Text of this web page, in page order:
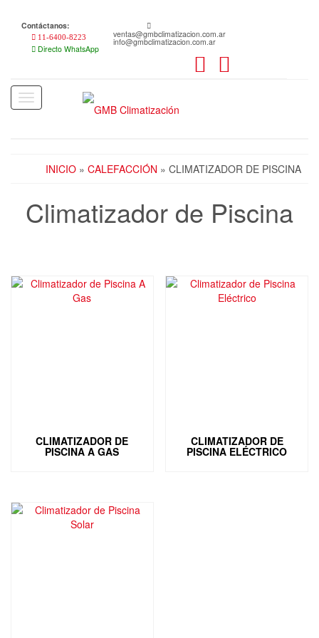
content
Contáctanos:
11-6400-8223
Directo WhatsApp
ventas@gmbclimatizacion.com.ar
info@gmbclimatizacion.com.ar
Toggle
navigation
INICIO » CALEFACCIÓN » CLIMATIZADOR DE PISCINA
Climatizador de Piscina
CLIMATIZADOR DE
PISCINA A GAS
CLIMATIZADOR DE
PISCINA ELÉCTRICO